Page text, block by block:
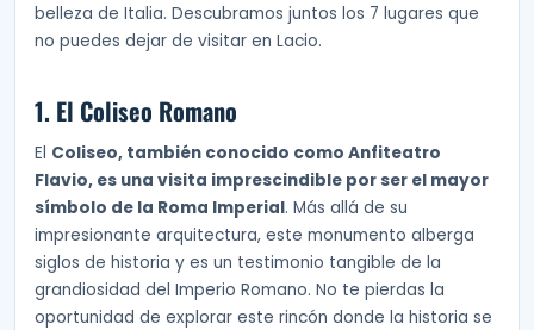
belleza de Italia. Descubramos juntos los 7 lugares que
no puedes dejar de visitar en Lacio.
1. El Coliseo Romano
El Coliseo, también conocido como Anfiteatro
Flavio, es una visita imprescindible por ser el mayor
símbolo de la Roma Imperial. Más allá de su
impresionante arquitectura, este monumento alberga
siglos de historia y es un testimonio tangible de la
grandiosidad del Imperio Romano. No te pierdas la
oportunidad de explorar este rincón donde la historia se